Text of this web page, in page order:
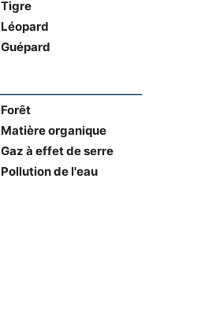
Tigre
Léopard
Guépard
Forêt
Matière organique
Gaz à effet de serre
Pollution de l'eau